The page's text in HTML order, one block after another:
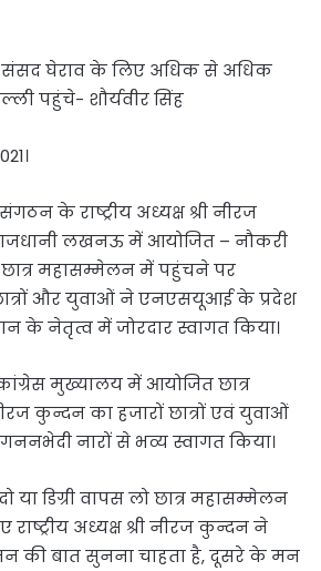
संसद घेराव के लिए अधिक से अधिक
पहुंचे- शौर्यवीर सिंह
संगठन के राष्ट्रीय अध्यक्ष श्री नीरज
लखनऊ में आयोजित – नौकरी
छात्र महासम्मेलन में पहुंचने पर
और युवाओं ने एनएसयूआई के प्रदेश
के नेतृत्व में जोरदार स्वागत किया।
मुख्यालय में आयोजित छात्र
कुन्दन का हजारों छात्रों एवं युवाओं
नारों से भव्य स्वागत किया।
या डिग्री वापस लो छात्र महासम्मेलन
अध्यक्ष श्री नीरज कुन्दन ने
की बात सुनना चाहता है, दूसरे के मन